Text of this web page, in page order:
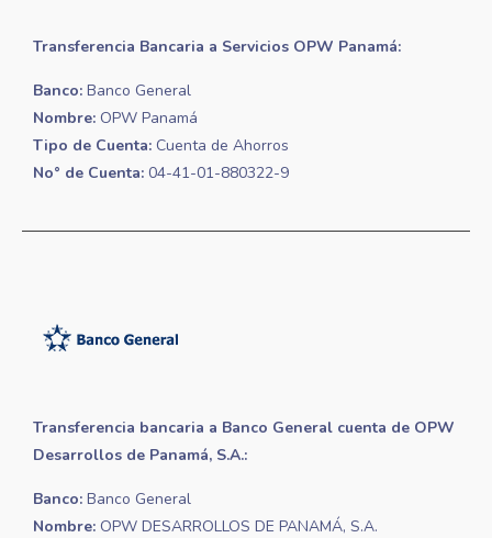
Transferencia Bancaria a Servicios OPW Panamá:
Banco: Banco General
Nombre: OPW Panamá
Tipo de Cuenta: Cuenta de Ahorros
No° de Cuenta: 04-41-01-880322-9
Transferencia bancaria a Banco General cuenta de OPW
Desarrollos de Panamá, S.A.:
Banco: Banco General
Nombre: OPW DESARROLLOS DE PANAMÁ, S.A.